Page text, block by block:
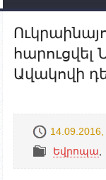
Ավակովի
14.09.2016,
Եվրոպա